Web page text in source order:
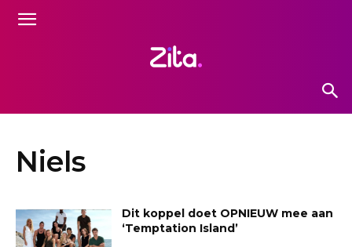
Niels
Dit koppel doet OPNIEUW mee aan
‘Temptation Island’